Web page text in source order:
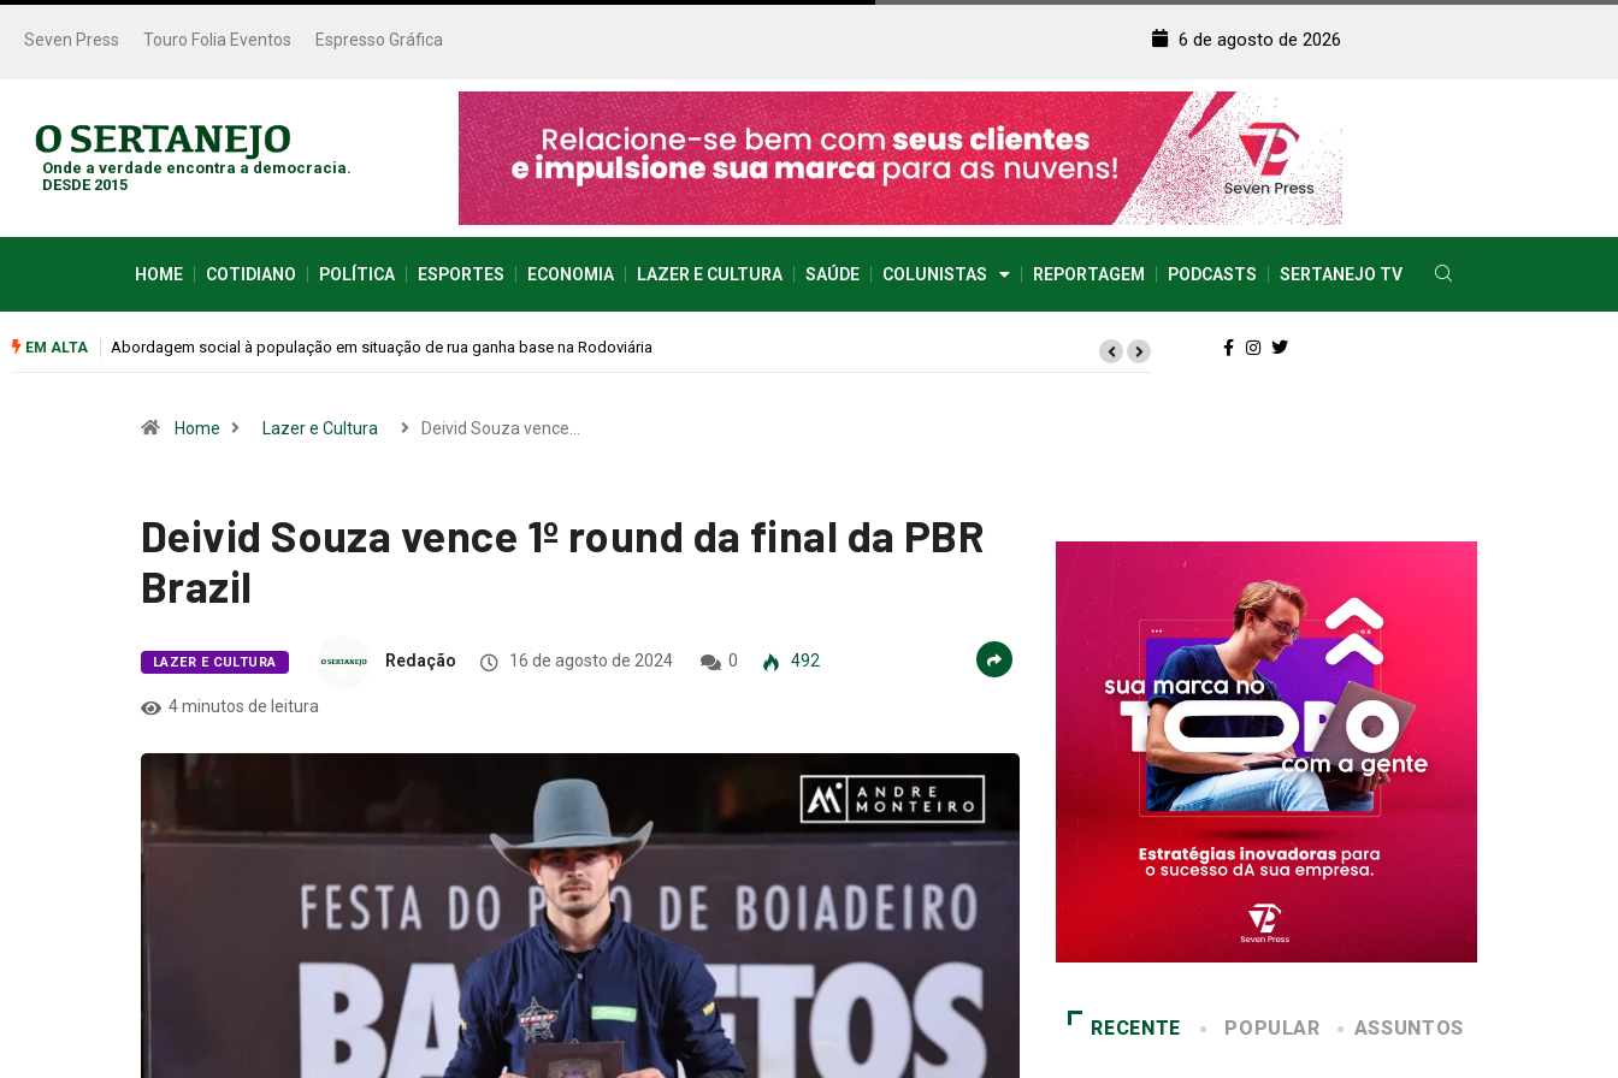
Seven Press Touro Folia Eventos Espresso Gráfica 6 de agosto de 2026
Onde a verdade encontra a democracia.
DESDE 2015
HOME COTIDIANO POLÍTICA ESPORTES ECONOMIA LAZER E CULTURA SAÚDE COLUNISTAS REPORTAGEM PODCASTS SERTANEJO TV
EM ALTA Cemitérios terão horário especial e missas no Dia dos Pais
Home Lazer e Cultura Deivid Souza vence…
Deivid Souza vence 1º round da final da PBR
Brazil
LAZER E CULTURA Redação 16 de agosto de 2024 0 492
4 minutos de leitura
RECENTE POPULAR ASSUNTOS